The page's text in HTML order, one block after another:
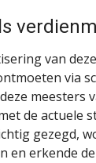
van
via
meesters
de actuele
gezegd,
en erkende